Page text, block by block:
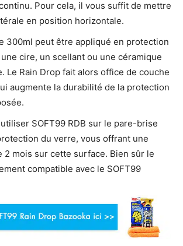
Pour cela, il vous suffit de mettre
en position horizontale.
300ml peut être appliqué en protection
cire, un scellant ou une céramique
Le Rain Drop fait alors office de couche
augmente la durabilité de la protection
SOFT99 RDB sur le pare-brise
du verre, vous offrant une
2 mois sur cette surface. Bien sûr le
compatible avec le SOFT99